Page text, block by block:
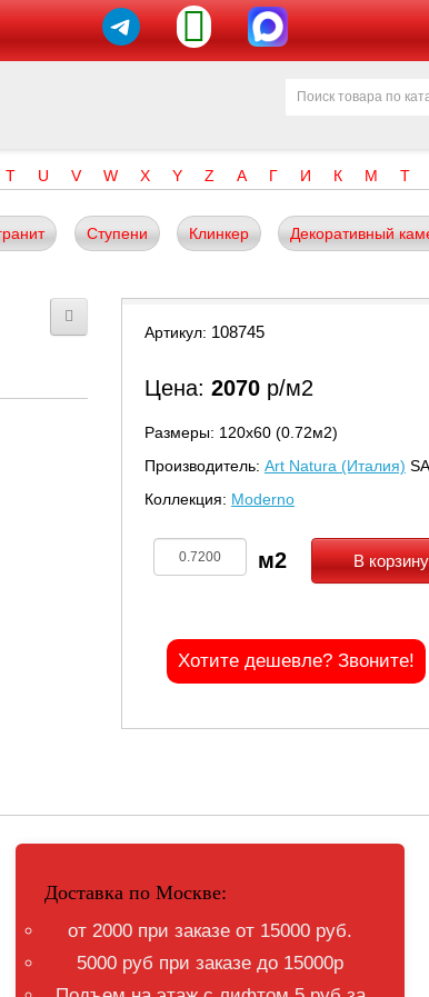
T U V W X Y Z А Г И К М Т
Ступени Клинкер Декоративный
Артикул: 108745
Цена: 2070 р/м2
Размеры: 120х60 (0.72м2)
Производитель: Art Natura (Италия)
Коллекция: Moderno
В корзину
Хотите дешевле? Звоните!
Доставка по Москве:
от 2000 при заказе от 15000 руб.
5000 руб при заказе до 15000р